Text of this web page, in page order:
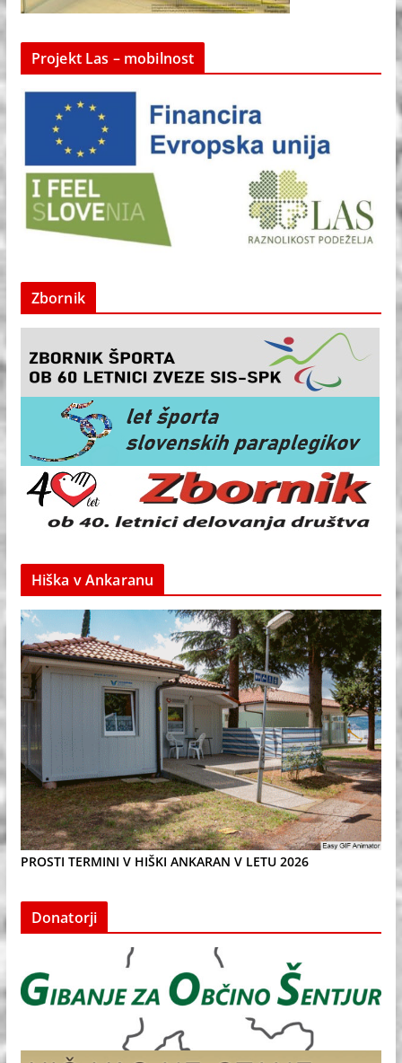
Projekt Las – mobilnost
Zbornik
Hiška v Ankaranu
PROSTI TERMINI V HIŠKI ANKARAN V LETU 2026
Donatorji